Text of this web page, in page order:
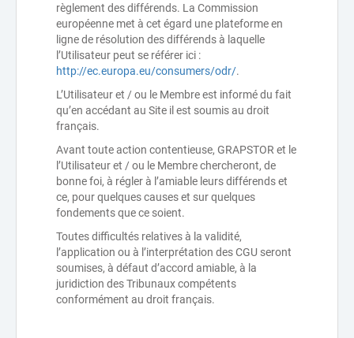
règlement des différends. La Commission
européenne met à cet égard une plateforme en
ligne de résolution des différends à laquelle
l’Utilisateur peut se référer ici :
http://ec.europa.eu/consumers/odr/.
L’Utilisateur et / ou le Membre est informé du fait
qu’en accédant au Site il est soumis au droit
français.
Avant toute action contentieuse, GRAPSTOR et le
l’Utilisateur et / ou le Membre chercheront, de
bonne foi, à régler à l’amiable leurs différends et
ce, pour quelques causes et sur quelques
fondements que ce soient.
Toutes difficultés relatives à la validité,
l’application ou à l’interprétation des CGU seront
soumises, à défaut d’accord amiable, à la
juridiction des Tribunaux compétents
conformément au droit français.